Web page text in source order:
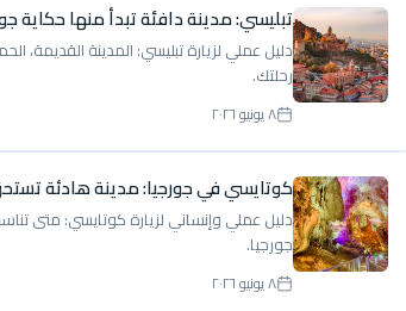
تبليسي: مدينة دافئة تبدأ منها حكاية
دليل عملي لزيارة تبليسي: المدينة القديمة،
رحلتك.
٨ يونيو ٢٠٢٦
كوتايسي في جورجيا: مدينة هادئة
دليل عملي وإنساني لزيارة كوتايسي: متى
جورجيا.
٨ يونيو ٢٠٢٦